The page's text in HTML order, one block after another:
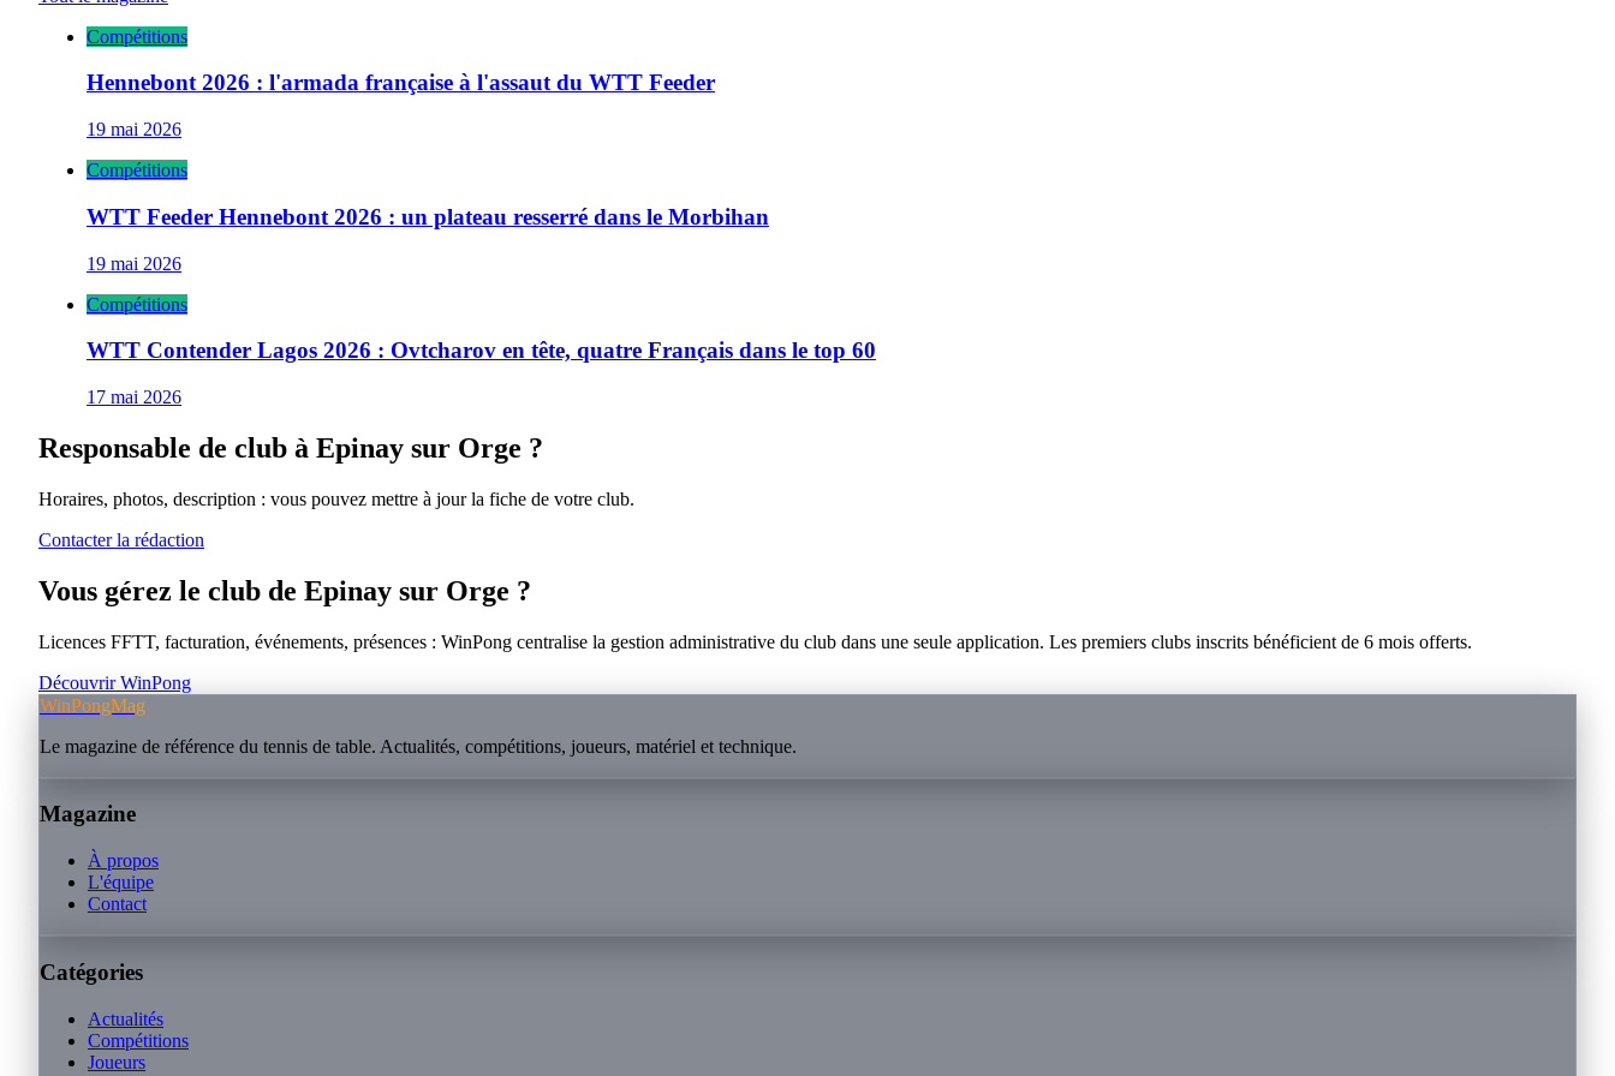
Compétitions
Hennebont 2026 : l'armada française à l'assaut du WTT Feeder
19 mai 2026
Compétitions
WTT Feeder Hennebont 2026 : un plateau resserré dans le Morbihan
19 mai 2026
Compétitions
WTT Contender Lagos 2026 : Ovtcharov en tête, quatre Français dans le top 60
17 mai 2026
Responsable de club à Epinay sur Orge ?
Horaires, photos, description : vous pouvez mettre à jour la fiche de votre club.
Contacter la rédaction
Vous gérez le club de Epinay sur Orge ?
Licences FFTT, facturation, événements, présences : WinPong centralise la gestion administrative du club dans une seule application. Les premiers clubs inscrits bénéficient de 6 mois offerts.
Découvrir WinPong
WinPongMag
Le magazine de référence du tennis de table. Actualités, compétitions, joueurs, matériel et technique.
Magazine
À propos
L'équipe
Contact
Catégories
Actualités
Compétitions
Joueurs